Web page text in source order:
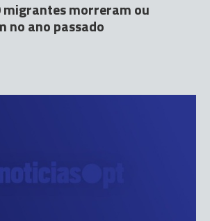
migrantes morreram ou
no ano passado